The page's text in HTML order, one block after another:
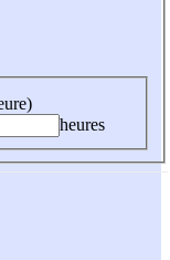
heures